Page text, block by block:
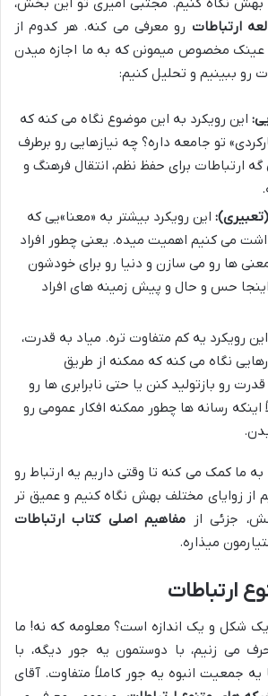
ارتباطات رو معرفی می کنه. هر کدوم از
عینک مخصوص میمونن که به ما اجازه میدن
رو ببینیم و تحلیل کنیم:
این رویکرد به این موضوع نگاه می کنه که
تو جامعه داره؟ چه نیازهایی رو برطرف
گه ارتباطات برای حفظ نظم، انتقال فرهنگ و
این رویکرد بیشتر به «معنا»یی که
می کنیم اهمیت میده. یعنی چطور افراد
معنی ها رو می سازن و دنیا رو برای خودشون
حس و حال و پیش زمینه های افراد
این رویکرد یه کم متفاوت تره. میاد به قدرت،
نگاه می کنه که ممکنه از طریق
قدرت رو بازتولید کنن یا حتی نابرابری ها رو
اینکه رسانه ها چطور ممکنه افکار عمومی رو
ما کمک می کنه تا وقتی داریم یه ارتباط رو
از زوایای مختلف بهش نگاه کنیم و عمیق تر
جزئی از مفاهیم اصلی کتاب ارتباطات
میذاره.
ارتباطات
شکل و یک اندازه است؟ معلومه که نه! ما
می زنیم، با دوستمون یه جور دیگه، با
یه جمعیت انبوه یه جور کاملاً متفاوت. آقای